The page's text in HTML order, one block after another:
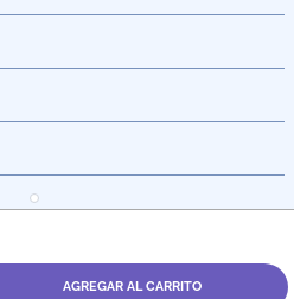
AGREGAR AL CARRITO